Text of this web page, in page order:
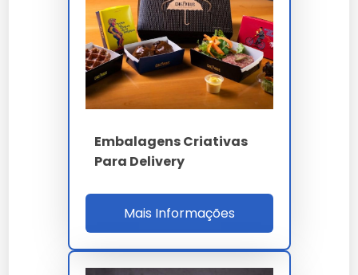
CERFLOR brasileiro. A homologação cobre iFood
Certified, iFood Combo, Uber Eats Quality,
99Food Approved, redes franqueadas Giraffas
PF, Spoleto Combo, Outback Combo, McDonald
Happy Meal e dark kitchens marmitas fit combo
Para qualificação B2B o comprador valida laudo
FSC CoC, BCT ASTM D642 com divisórias, laudo
migração ISO 18856, homologação iFood Combo,
MTBF formadora 900h, setup 18 min combo
multisection, ROI 18% e SLA OTIF 98%. A auditoria
cobre ISO 9001, 14001, 17025, 22000, FSC CoC,
Embalagens Criativas
Para Delivery
Mais Informações